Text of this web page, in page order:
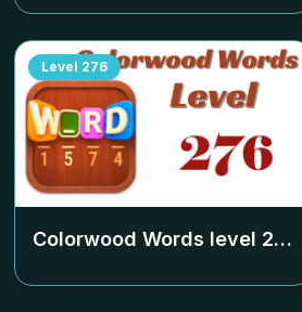
Level 276
Colorwood Words level 276